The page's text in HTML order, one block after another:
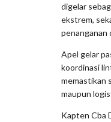
digelar
ekstrem,
penanganan
Apel gelar
koordinasi
memastikan
maupun
Kapten Cba